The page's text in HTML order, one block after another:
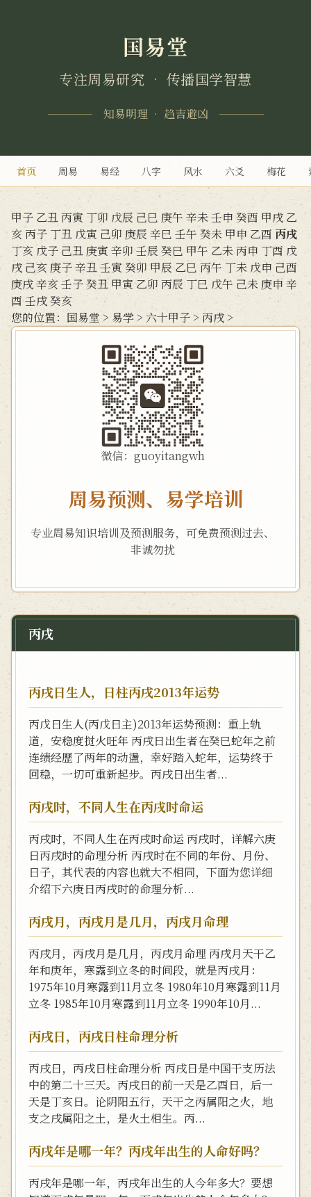
国易堂
专注周易研究 • 传播国学智慧
知易明理 • 趋吉避凶
首页 周易 易经 八字 风水 六爻 梅花
甲子 乙丑丙寅 丁卯 戊辰 己巳 庚午 辛未壬申 癸酉 甲戌 乙
亥丙子 丁丑 戊寅 己卯 庚辰 辛巳 壬午 癸未 甲申 乙酉 丙戌
丁亥 戊子 己丑 庚寅 辛卯 壬辰 癸巳 甲午 乙未 丙申 丁酉 戊
戌 己亥 庚子辛丑壬寅 癸卯 甲辰 乙巳 丙午 丁未 戊申 己酉
庚戌辛亥壬子癸丑 甲寅 乙卯 丙辰 丁巳 戊午 己未 庚申 辛
酉 壬戌癸亥
您的位置： 国易堂 > 易学 > 六十甲子 > 丙戌 >
微信：guoyitangwh
周易预测、易学培训
专业周易知识培训及预测服务，可免费预测过去、
非诚勿扰
丙戌
丙戌日生人，日柱丙戌2013年运势
丙戊日生人(丙戊日主)2013年运势预测：重上轨
道，安稳度挝火旺年 丙戌日出生者在癸巳蛇年之前
连绩经歷了两年的动盪，幸好踏入蛇年，运势终于
回稳，一切可重新起步。丙戌日出生者...
丙戌时，不同人生在丙戌时命运
丙戌时，不同人生在丙戌时命运 丙戌时，详解六庚
日丙戌时的命理分析 丙戌时在不同的年份、月份、
日子，其代表的内容也就大不相同，下面为您详细
介绍下六庚日丙戌时的命理分析...
丙戌月，丙戌月是几月，丙戌月命理
丙戌月，丙戌月是几月，丙戌月命理 丙戌月天干乙
年和庚年，寒露到立冬的时间段，就是丙戌月：
1975年10月寒露到11月立冬 1980年10月寒露到11月
立冬 1985年10月寒露到11月立冬 1990年10月...
丙戌日，丙戌日柱命理分析
丙戌日，丙戌日柱命理分析 丙戌日是中国干支历法
中的第二十三天。丙戌日的前一天是乙酉日，后一
天是丁亥日。论阴阳五行，天干之丙属阳之火，地
支之戌属阳之土，是火土相生。丙...
丙戌年是哪一年？丙戌年出生的人命好吗？
丙戌年是哪一年，丙戌年出生的人今年多大？要想